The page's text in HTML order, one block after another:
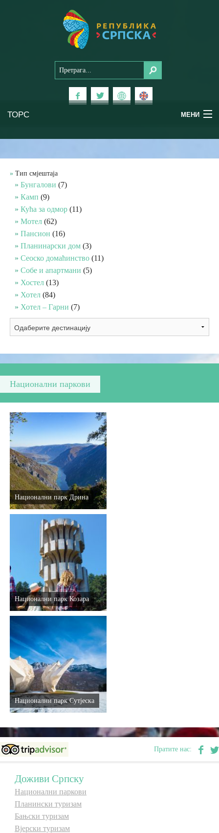
ТОРС МЕНИ
Планински туризам
Бањски туризам
Вјерски туризам
Авантура
Еко туризам
Културни туризам
Гастрономија
Лов и риболов
Омладински туризам
Дестинације
Списак дестинација
Мапа дестинација
Манифестације
Смјештај
Мултимедија
Фото
Видео
E-Brochure
Откриј Српску
Тип смјештаја
Бунгалови (7)
Камп (9)
Кућа за одмор (11)
Мотел (62)
Пансион (16)
Планинарски дом (3)
Сеоско домаћинство (11)
Собе и апартмани (5)
Хостел (13)
Хотел (84)
Хотел – Гарни (7)
Национални паркови
Национални парк Дрина
Национални парк Козара
Национални парк Сутјеска
Пратите нас:
Доживи Српску
Национални паркови
Планински туризам
Бањски туризам
Вјерски туризам